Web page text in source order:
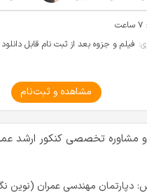
۷ ساعت
فیلم و جزوه بعد از ثبت نام قابل
مشاهده و ثبت‌نام
و مشاوره تخصصی کنکور ارشد
دپارتمان مهندسی عمران (نوین